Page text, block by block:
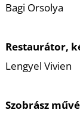
Bagi Orsolya
Restaurátor,
Lengyel Vivien
Szobrász